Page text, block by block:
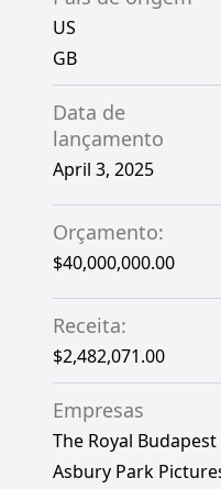
US
GB
Data de
lançamento
April 3, 2025
Orçamento:
$40,000,000.00
Receita:
$2,482,071.00
Empresas
The Royal
Asbury Park